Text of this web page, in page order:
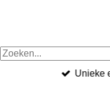
Unieke